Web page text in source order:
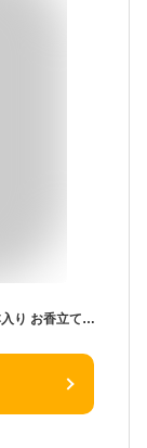
悠々庵 天然素材100％の虫よけ香 スティック 20本入り お香立てセット ／ 蚊 ニームオイル シトロネラオイル お香立て 吉創庵 日本製 メール便